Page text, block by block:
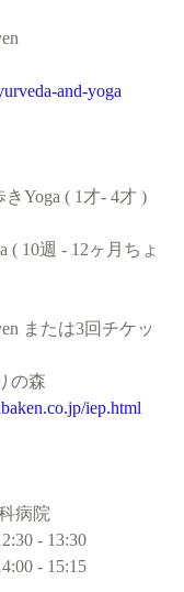
and-yoga
Yoga ( 1才- 4才 )
10週 - 12ヶ月ちょ
または3回チケッ
の森
iep.html
病院
- 13:30
- 15:15